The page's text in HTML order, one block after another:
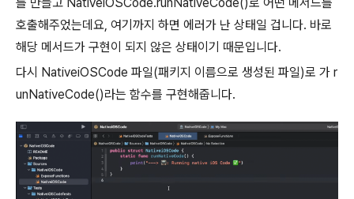
호출해주었는데요, 여기까지 하면 에러가 난 상태일 겁니다. 바로
해당 메서드가 구현이 되지 않은 상태이기 때문입니다.
다시 NativeiOSCode 파일(패키지 이름으로 생성된 파일)로 가 r
unNativeCode()라는 함수를 구현해줍니다.